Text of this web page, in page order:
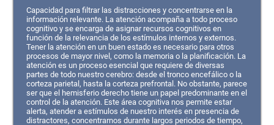
Capacidad para filtrar las distracciones y concentrarse en la
información relevante. La atención acompaña a todo proceso
cognitivo y se encarga de asignar recursos cognitivos en
función de la relevancia de los estímulos internos y externos.
Tener la atención en un buen estado es necesario para otros
procesos de mayor nivel, como la memoria o la planificación. La
atención es un proceso esencial que requiere de diversas
partes de todo nuestro cerebro: desde el tronco encefálico o la
corteza parietal, hasta la corteza prefrontal. No obstante, parece
ser que el hemisferio derecho tiene un papel predominante en el
control de la atención. Este área cognitiva nos permite estar
alerta, atender a estímulos de nuestro interés en presencia de
distractores, concentrarnos durante largos periodos de tiempo,